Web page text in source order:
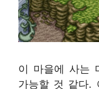
이 마을에 사는
가능할 것 같다.